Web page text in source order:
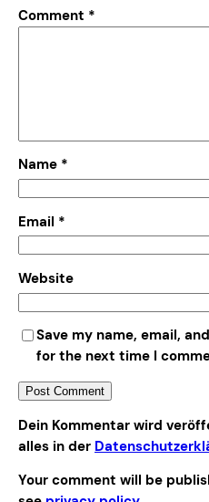
Comment *
Name *
Email *
Website
Save my name, email,
for the next time I
Alternative:
Dein Kommentar wird
alles in der
Your comment will be